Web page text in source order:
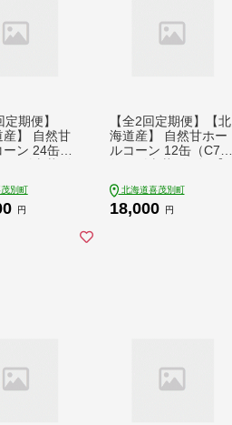
定期便】
産】 自然甘
ーン 24缶
ン コーン缶
し トウモ
別町
円
【全2回定期便】【北
海道産】 自然甘ホー
ルコーン 12缶（C7号
ーン コーン缶 とうも
ろこし トウモロコシ
北海道喜茂別町
18,000 円